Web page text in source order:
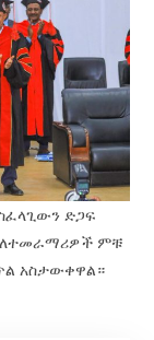
ድጋፍ
ለተመራማሪዎች ምቹ
አስታውቀዋል።